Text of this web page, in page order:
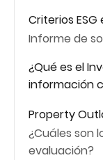
Criterios
Informe de
¿Qué es el
información
Property
¿Cuáles son
evaluación?